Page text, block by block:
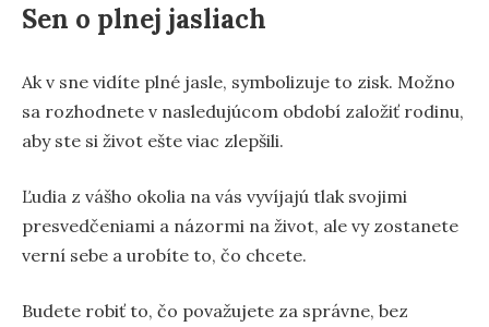
Sen o plnej jasliach
Ak v sne vidíte plné jasle, symbolizuje to zisk. Možno
sa rozhodnete v nasledujúcom období založiť rodinu,
aby ste si život ešte viac zlepšili.
Ľudia z vášho okolia na vás vyvíjajú tlak svojimi
presvedčeniami a názormi na život, ale vy zostanete
verní sebe a urobíte to, čo chcete.
Budete robiť to, čo považujete za správne, bez